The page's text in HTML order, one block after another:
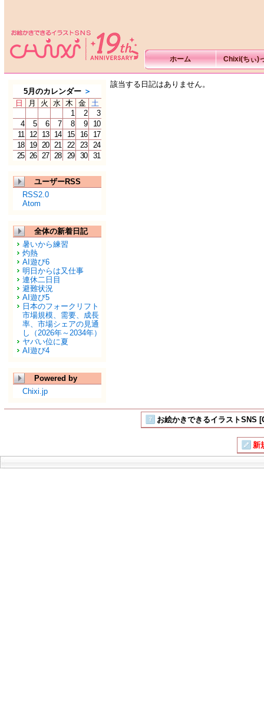
ホーム Chixi(ちぃ)
5月のカレンダー ＞
日
月 火 水 木 金 土
1
2
3
4
5 6 7 8 9
10
11
12 13 14 15 16
17
18
19 20 21 22 23
24
25 26 27 28 29 30 31
ユーザーRSS
RSS2.0
Atom
全体の新着日記
暑いから練習
灼熱
AI遊び6
明日からは又仕事
連休二日目
避難状況
AI遊び5
日本のフォークリフト
市場規模、需要、成長
率、市場シェアの見通
し（2026年～2034年）
ヤバい位に夏
AI遊び4
Powered by
Chixi.jp
該当する日記はありません。
お絵かきできるイラストSNS
新